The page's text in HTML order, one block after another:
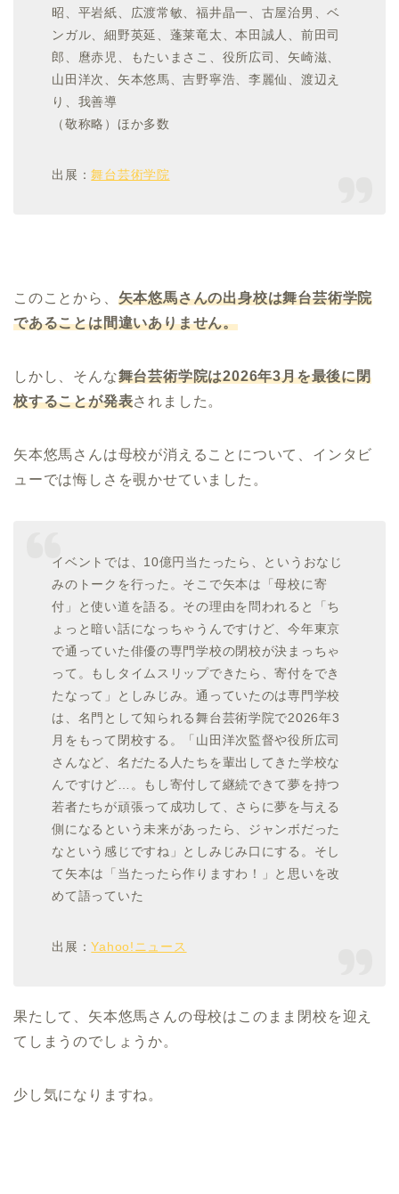
昭、平岩紙、広渡常敏、福井晶一、古屋治男、ベ
ンガル、細野英延、蓬莱竜太、本田誠人、前田司
郎、麿赤児、もたいまさこ、役所広司、矢崎滋、
山田洋次、矢本悠馬、吉野寧浩、李麗仙、渡辺え
り、我善導
（敬称略）ほか多数
出展：舞台芸術学院
このことから、 矢本悠馬さんの出身校は舞台芸術学院
であることは間違いありません。
しかし、そんな舞台芸術学院は2026年3月を最後に閉
校することが発表されました。
矢本悠馬さんは母校が消えることについて、インタビ
ューでは悔しさを覗かせていました。
イベントでは、10億円当たったら、というおなじ
みのトークを行った。そこで矢本は「母校に寄
付」と使い道を語る。その理由を問われると「ち
ょっと暗い話になっちゃうんですけど、今年東京
で通っていた俳優の専門学校の閉校が決まっちゃ
って。もしタイムスリップできたら、寄付をでき
たなって」としみじみ。通っていたのは専門学校
は、名門として知られる舞台芸術学院で2026年3
月をもって閉校する。「山田洋次監督や役所広司
さんなど、名だたる人たちを輩出してきた学校な
んですけど…。もし寄付して継続できて夢を持つ
若者たちが頑張って成功して、さらに夢を与える
側になるという未来があったら、ジャンボだった
なという感じですね」としみじみ口にする。そし
て矢本は「当たったら作りますわ！」と思いを改
めて語っていた
出展：Yahoo!ニュース
果たして、矢本悠馬さんの母校はこのまま閉校を迎え
てしまうのでしょうか。
少し気になりますね。